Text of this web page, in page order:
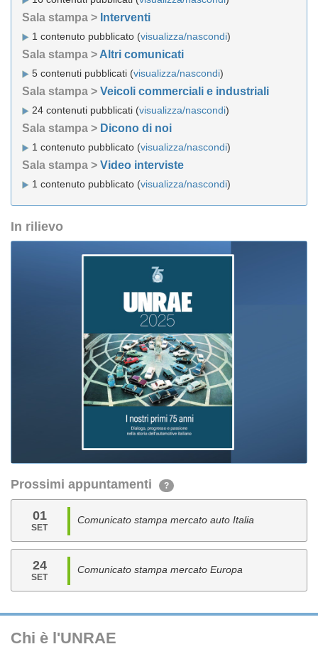
Sala stampa > Interventi
1 contenuto pubblicato (visualizza/nascondi)
Sala stampa > Altri comunicati
5 contenuti pubblicati (visualizza/nascondi)
Sala stampa > Veicoli commerciali e industriali
24 contenuti pubblicati (visualizza/nascondi)
Sala stampa > Dicono di noi
1 contenuto pubblicato (visualizza/nascondi)
Sala stampa > Video interviste
1 contenuto pubblicato (visualizza/nascondi)
In rilievo
Prossimi appuntamenti ?
01
SET
Comunicato stampa mercato auto Italia
24
SET
Comunicato stampa mercato Europa
Chi è l'UNRAE